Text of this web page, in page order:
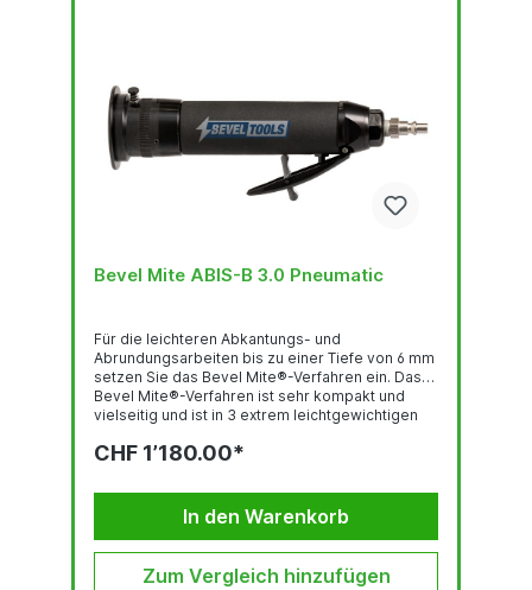
Bevel Mite ABIS-B 3.0 Pneumatic
Für die leichteren Abkantungs- und
Abrundungsarbeiten bis zu einer Tiefe von 6 mm
setzen Sie das Bevel Mite®-Verfahren ein. Das
Bevel Mite®-Verfahren ist sehr kompakt und
vielseitig und ist in 3 extrem leichtgewichtigen
pneumatischen oder Akku Motor Das Bevel
Qualität ist von langer Lebensdauer ist praktisch
verlangt lediglich minimale körperliche...
CHF 1’180.00*
In den Warenkorb
Zum Vergleich hinzufügen